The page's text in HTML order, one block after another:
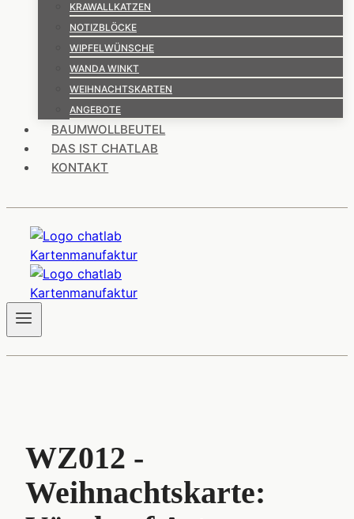
KRAWALLKATZEN
NOTIZBLÖCKE
WIPFELWÜNSCHE
WANDA WINKT
WEIHNACHTSKARTEN
ANGEBOTE
BAUMWOLLBEUTEL
DAS IST CHATLAB
KONTAKT
WZ012 -
Weihnachtskarte: